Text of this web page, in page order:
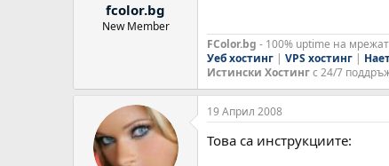
fcolor.bg
New Member
FColor.bg - 100% uptime на
Уеб хостинг | VPS хостинг |
Истински Хостингс 24/7
19 Април 2008
Това са инструкциите: